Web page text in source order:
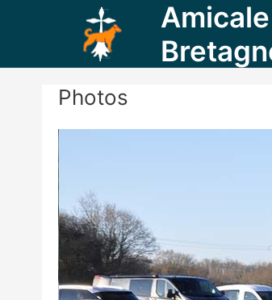
Photos